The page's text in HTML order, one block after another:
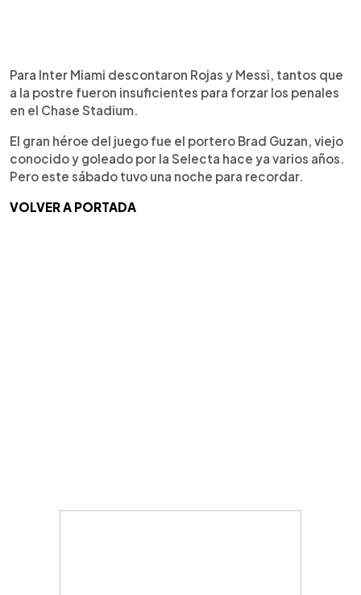
Para Inter Miami descontaron Rojas y Messi, tantos que
a la postre fueron insuficientes para forzar los penales
en el Chase Stadium.
El gran héroe del juego fue el portero Brad Guzan, viejo
conocido y goleado por la Selecta hace ya varios años.
Pero este sábado tuvo una noche para recordar.
VOLVER A PORTADA